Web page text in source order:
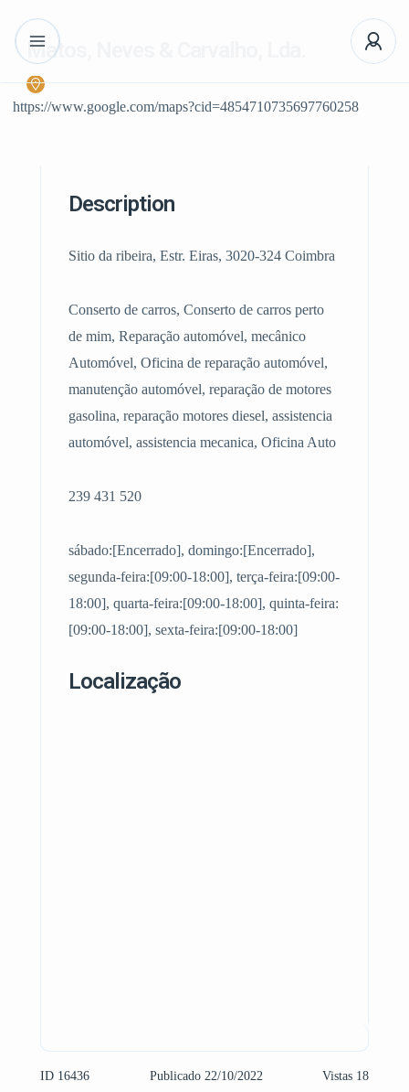
Matos, Neves & Carvalho, Lda.
https://www.google.com/maps?cid=4854710735697760258
Description
Sitio da ribeira, Estr. Eiras, 3020-324 Coimbra
Conserto de carros, Conserto de carros perto
de mim, Reparação automóvel, mecânico
Automóvel, Oficina de reparação automóvel,
manutenção automóvel, reparação de motores
gasolina, reparação motores diesel, assistencia
automóvel, assistencia mecanica, Oficina Auto
239 431 520
sábado:[Encerrado], domingo:[Encerrado],
segunda-feira:[09:00-18:00], terça-feira:[09:00-
18:00], quarta-feira:[09:00-18:00], quinta-feira:
[09:00-18:00], sexta-feira:[09:00-18:00]
Localização
ID 16436 Publicado 22/10/2022 Vistas 18